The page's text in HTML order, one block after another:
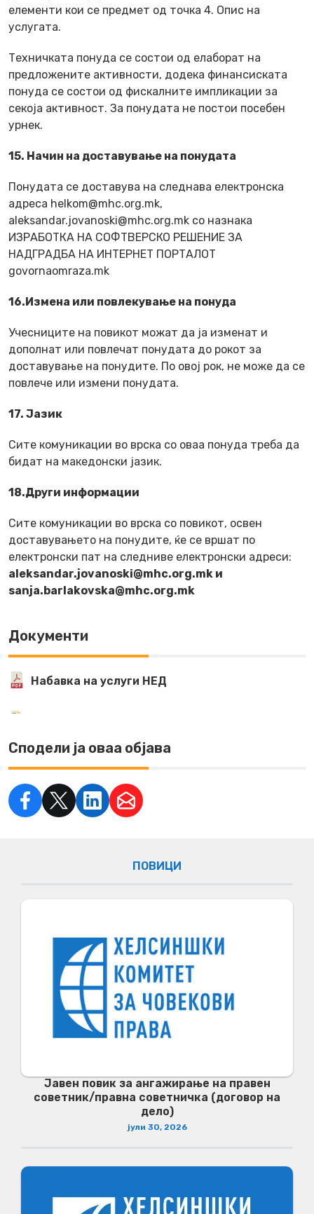
елементи кои се предмет од точка 4. Опис на
услугата.
Техничката понуда се состои од елаборат на
предложените активности, додека финансиската
понуда се состои од фискалните импликации за
секоја активност. За понудата не постои посебен
урнек.
15. Начин на доставување на понудата
Понудата се доставува на следнава електронска
адреса helkom@mhc.org.mk,
aleksandar.jovanoski@mhc.org.mk со назнака
ИЗРАБОТКА НА СОФТВЕРСКО РЕШЕНИЕ ЗА
НАДГРАДБА НА ИНТЕРНЕТ ПОРТАЛОТ
govornaomraza.mk
16.Измена или повлекување на понуда
Учесниците на повикот можат да ја изменат и
дополнат или повлечат понудата до рокот за
доставување на понудите. По овој рок, не може да се
повлече или измени понудата.
17. Јазик
Сите комуникации во врска со оваа понуда треба да
бидат на македонски јазик.
18.Други информации
Сите комуникации во врска со повикот, освен
доставувањето на понудите, ќе се вршат по
електронски пат на следниве електронски адреси:
aleksandar.jovanoski@mhc.org.mk и
sanja.barlakovska@mhc.org.mk
Документи
Набавка на услуги НЕД
Сподели ја оваа објава
ПОВИЦИ
Јавен повик за ангажирање на правен
советник/правна советничка (договор на
дело)
јули 30, 2026